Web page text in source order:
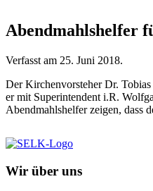
Abendmahlshelfer
Verfasst am 25. Juni 2018.
Der Kirchenvorsteher Dr.
er mit Superintendent i.R.
Abendmahlshelfer zeigen, dass
Wir über uns